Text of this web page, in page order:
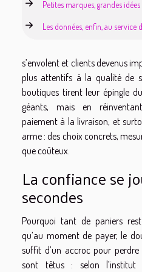
Petites marques, grandes
Les données, enfin, au service
s’envolent et clients devenus
plus attentifs à la qualité de
boutiques tirent leur épingle
géants, mais en
paiement à la livraison, et
arme : des choix concrets,
que coûteux.
La confiance se
secondes
Pourquoi tant de paniers
qu’au moment de payer, le
suffit d’un accroc pour
sont têtus : selon